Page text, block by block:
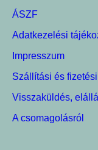
ÁSZF
Adatkezelési
Impresszum
Szállítási és
Visszaküldés,
A csomagolásról